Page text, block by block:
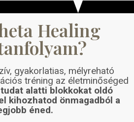
Healing
gyakorlatias, mélyreható
tréning az életminőséged
tudat alatti blokkokat oldó
kihozhatod önmagadból a
éned.